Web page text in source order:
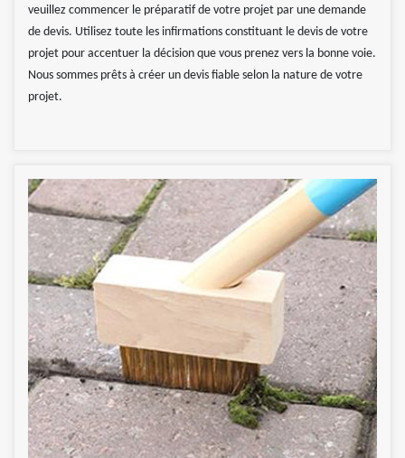
veuillez commencer le préparatif de votre projet par une demande
de devis. Utilisez toute les infirmations constituant le devis de votre
projet pour accentuer la décision que vous prenez vers la bonne voie.
Nous sommes prêts à créer un devis fiable selon la nature de votre
projet.